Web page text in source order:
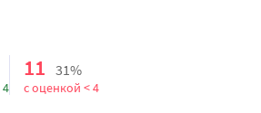
11 31%
с оценкой < 4